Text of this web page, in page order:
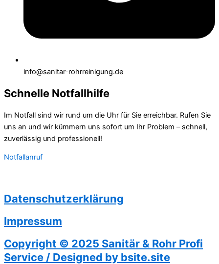
info@sanitar-rohrreinigung.de
Schnelle Notfallhilfe
Im Notfall sind wir rund um die Uhr für Sie erreichbar. Rufen Sie
uns an und wir kümmern uns sofort um Ihr Problem – schnell,
zuverlässig und professionell!
Notfallanruf
Datenschutzerklärung
Impressum
Copyright © 2025 Sanitär & Rohr Profi
Service / Designed by bsite.site